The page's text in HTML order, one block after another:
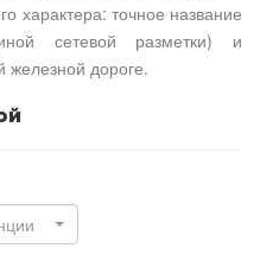
характера: точное название
сетевой разметки) и
железной дороге.